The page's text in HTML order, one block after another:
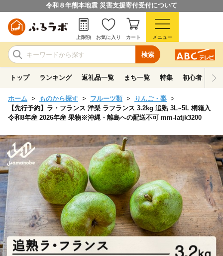
令和８年熊本地震 災害支援寄付受付について
検索
上限額 お気に入り カート メニュー
トップ ランキング 返礼品一覧 まち一覧 特集 初心者ガイド
ホーム ものから探す フルーツ類
りんご・梨
【先行予約】ラ・フランス 洋梨 ラフランス 3.2kg 追熟 3L~5L 桐箱入
令和8年産 2026年産 果物※沖縄・離島への配送不可 mm-latjk3200